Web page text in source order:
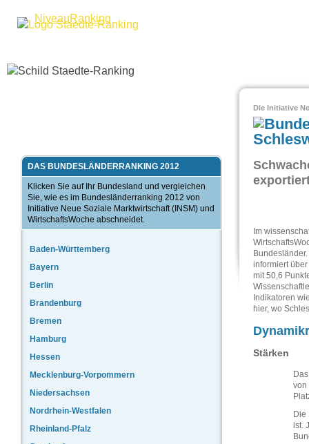
NiveauRanking
DAS BUNDESLÄNDERRANKING 2012
Klicken Sie auf Ihr Bundesland und vergleichen
Sie, wie es im Bundesländerranking 2012 von
Initiative Neue Soziale Marktwirtschaft (INSM) und
WirtschaftsWoche abschneidet.
Baden-Württemberg
Bayern
Berlin
Brandenburg
Bremen
Hamburg
Hessen
Mecklenburg-Vorpommern
Niedersachsen
Nordrhein-Westfalen
Rheinland-Pfalz
Die Initiative
Im
informiert
mit 50,6
Indikatoren
hier, wo
Stärken
von
Die
ist.